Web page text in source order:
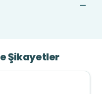
—
Şikayetler